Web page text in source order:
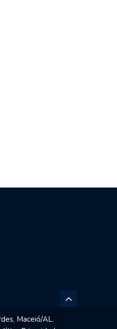
Maceió/AL.